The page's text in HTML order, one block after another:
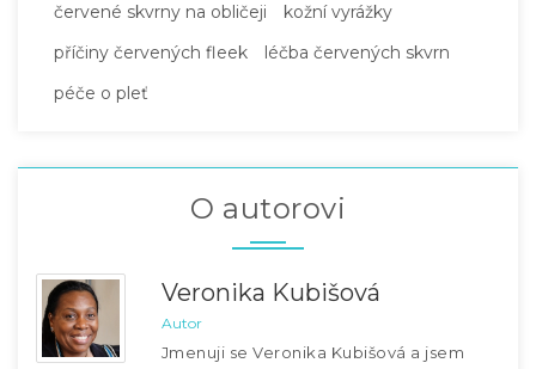
červené skvrny na obličeji
kožní vyrážky
příčiny červených fleek
léčba červených skvrn
péče o pleť
O autorovi
Veronika Kubišová
Autor
Jmenuji se Veronika Kubišová a jsem